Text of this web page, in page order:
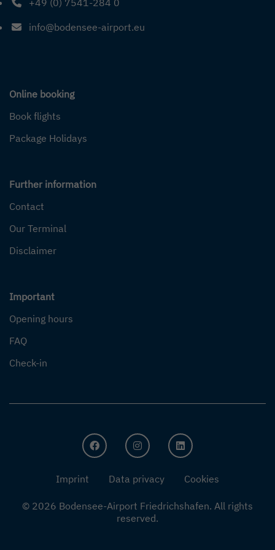
+49 (0) 7541-284 0
Phone number: 4 9 0 7 5 4 1 2 8 4 0
info@bodensee-airport.eu
Email address: info@bodensee-airport.eu
Online booking
Book flights
Package Holidays
Further information
Contact
Our Terminal
Disclaimer
Important
Opening hours
FAQ
Check-in
FACEBOOKINSTAGRAMLINKEDIN
Imprint Data privacy Cookies
© 2026 Bodensee-Airport Friedrichshafen. All rights
reserved.